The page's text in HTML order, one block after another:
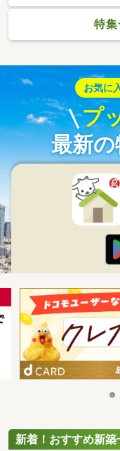
特
お気に
プ
最新
新着！おすすめ新築